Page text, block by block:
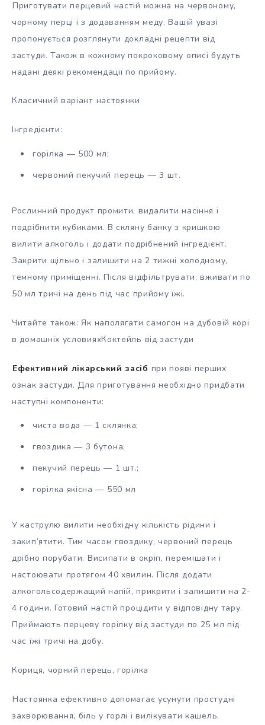
Приготувати перцевий настій можна на червоному,
чорному перці і з додаванням меду. Вашій увазі
пропонується розглянути докладні рецепти від
застуди. Також в кожному покроковому описі будуть
надані деякі рекомендації по прийому.
Класичний варіант настоянки
Інгредієнти:
горілка — 500 мл;
червоний пекучий перець — 3 шт.
Рослинний продукт промити, видалити насіння і
подрібнити кубиками. В скляну банку з кришкою
вилити алкоголь і додати подрібнений інгредієнт.
Закрити щільно і залишити на 2 тижні холодному,
темному приміщенні. Після відфільтрувати, вживати по
50 мл тричі на день під час прийому їжі.
Читайте також: Як наполягати самогон на дубовій корі
в домашніх условияхКоктейль від застуди
Ефективний лікарський засіб при появі перших
ознак застуди. Для приготування необхідно придбати
наступні компоненти:
чиста вода — 1 склянка;
гвоздика — 3 бутона;
пекучий перець — 1 шт.;
горілка якісна — 550 мл
У каструлю вилити необхідну кількість рідини і
закип’ятити. Тим часом гвоздику, червоний перець
дрібно порубати. Висипати в окріп, перемішати і
настоювати протягом 40 хвилин. Після додати
алкогольсодержащий напій, прикрити і залишити на 2-
4 години. Готовий настій процідити у відповідну тару.
Приймають перцеву горілку від застуди по 25 мл під
час їжі тричі на добу.
Кориця, чорний перець, горілка
Настоянка ефективно допомагає усунути простудні
захворювання, біль у горлі і вилікувати кашель.